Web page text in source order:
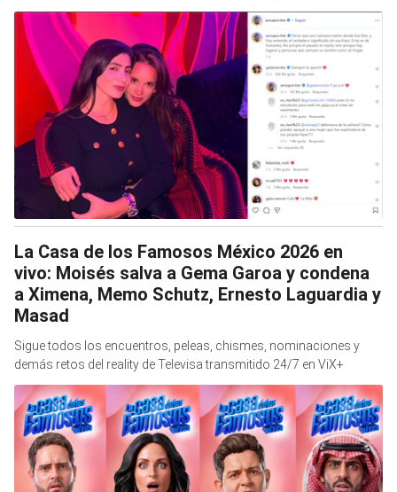
La Casa de los Famosos México 2026 en
vivo: Moisés salva a Gema Garoa y condena
a Ximena, Memo Schutz, Ernesto Laguardia y
Masad
Sigue todos los encuentros, peleas, chismes, nominaciones y
demás retos del reality de Televisa transmitido 24/7 en ViX+